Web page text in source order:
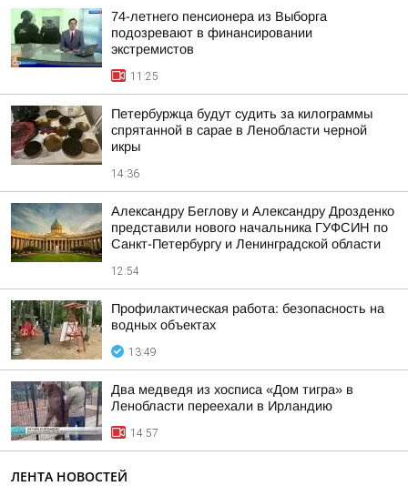
74-летнего пенсионера из Выборга
подозревают в финансировании
экстремистов
11:25
Петербуржца будут судить за килограммы
спрятанной в сарае в Ленобласти черной
икры
14:36
Александру Беглову и Александру Дрозденко
представили нового начальника ГУФСИН по
Санкт-Петербургу и Ленинградской области
12:54
Профилактическая работа: безопасность на
водных объектах
13:49
Два медведя из хосписа «Дом тигра» в
Ленобласти переехали в Ирландию
14:57
ЛЕНТА НОВОСТЕЙ